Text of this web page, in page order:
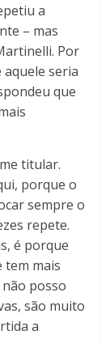
a
– mas
Por
seria
que
titular.
porque o
sempre o
repete.
é porque
tem mais
não posso
são muito
a